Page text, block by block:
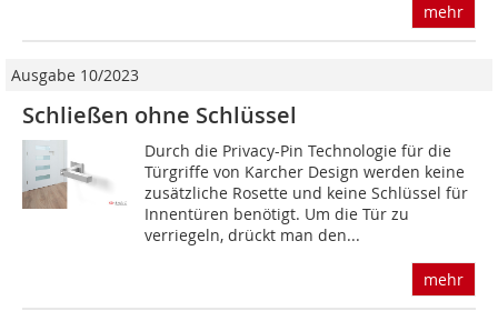
mehr
Ausgabe 10/2023
Schließen ohne Schlüssel
Durch die Privacy-Pin Technologie für die
Türgriffe von Karcher Design werden keine
zusätzliche Rosette und keine Schlüssel für
Innentüren benötigt. Um die Tür zu
verriegeln, drückt man den...
mehr